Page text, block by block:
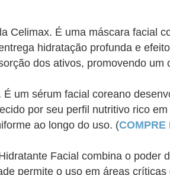
Celimax. É uma máscara facial
hidratação profunda e
dos ativos, promovendo
É um sérum facial coreano
por seu perfil nutritivo rico
ao longo do uso. (COMPRE
Facial combina o
permite o uso em áreas